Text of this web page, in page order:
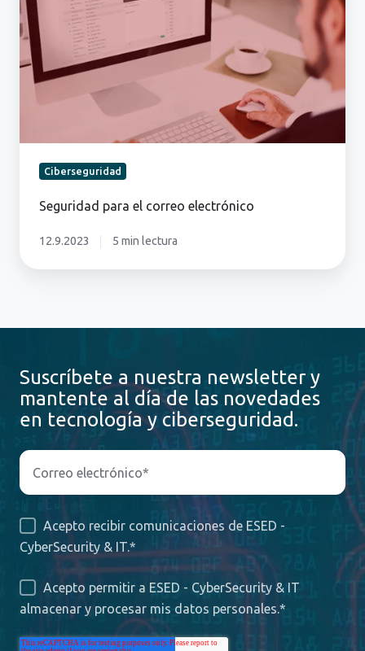
correo
electrónico
Ciberseguridad
Seguridad para el correo electrónico
12.9.2023 5 min lectura
Suscríbete a nuestra newsletter y
mantente al día de las novedades
en tecnología y ciberseguridad.
Acepto recibir comunicaciones de ESED -
CyberSecurity & IT.*
Acepto permitir a ESED - CyberSecurity & IT
almacenar y procesar mis datos personales. *